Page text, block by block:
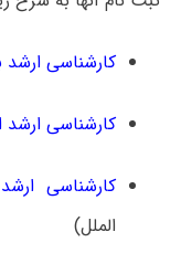
کارشناسی ارشد
کارشناسی ارشد
کارشناسی
الملل)